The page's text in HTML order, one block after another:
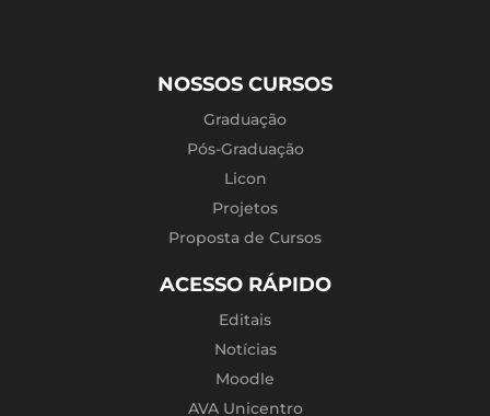
NOSSOS CURSOS
Graduação
Pós-Graduação
Licon
Projetos
Proposta de Cursos
ACESSO RÁPIDO
Editais
Notícias
Moodle
AVA Unicentro